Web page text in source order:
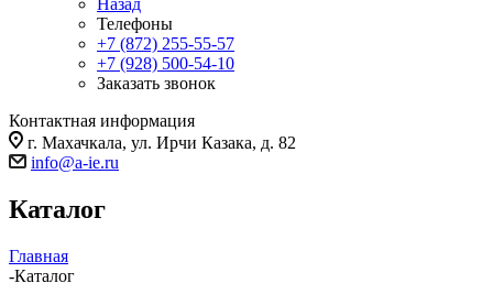
Назад
Телефоны
+7 (872) 255-55-57
+7 (928) 500-54-10
Заказать звонок
Контактная информация
г. Махачкала, ул. Ирчи Казака, д. 82
info@a-ie.ru
Каталог
Главная
-Каталог